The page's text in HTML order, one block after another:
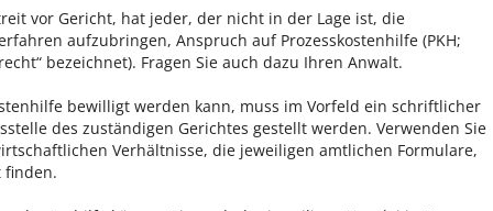
vor Gericht, hat jeder, der nicht in der Lage ist, die
aufzubringen, Anspruch auf Prozesskostenhilfe (PKH;
bezeichnet). Fragen Sie auch dazu Ihren Anwalt.
bewilligt werden kann, muss im Vorfeld ein schriftlicher
des zuständigen Gerichtes gestellt werden. Verwenden Sie
Verhältnisse, die jeweiligen amtlichen Formulare,
finden.